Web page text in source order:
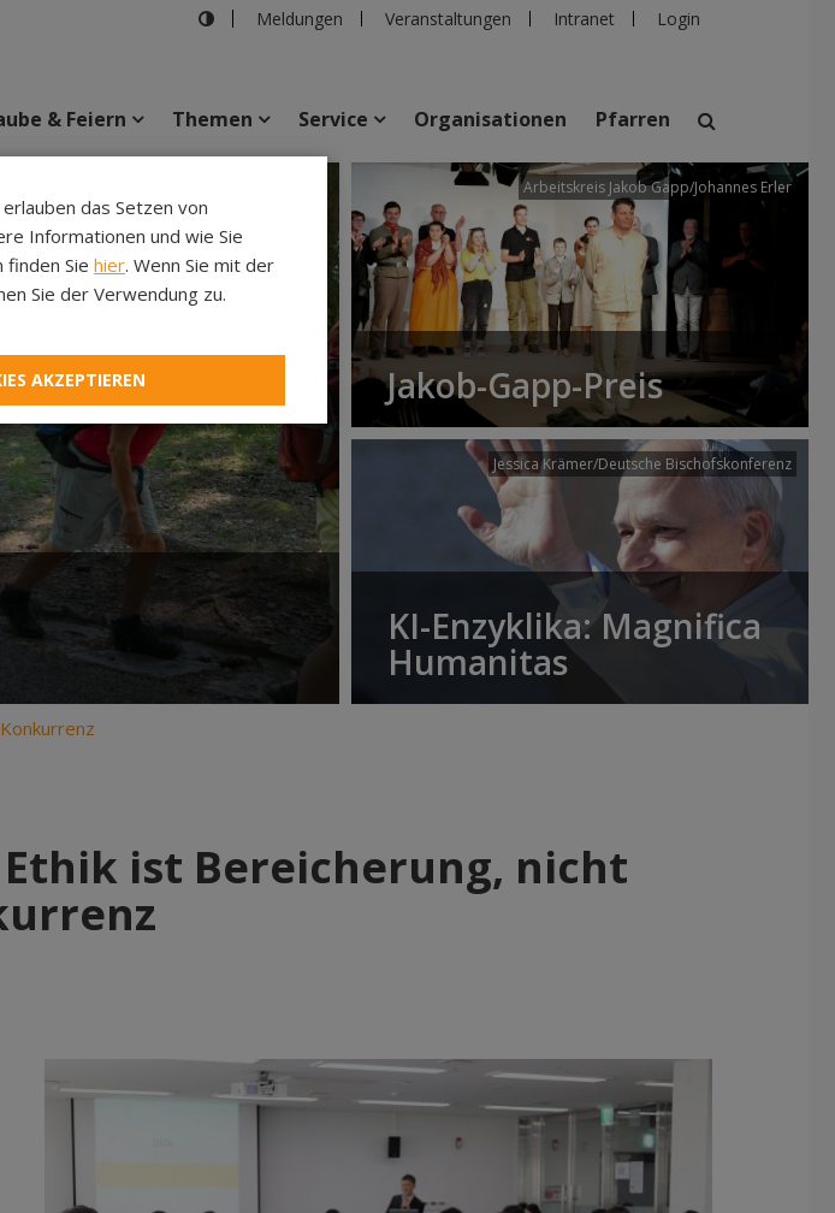
Meldungen Veranstaltungen Intranet Login
suchen
Veranstaltungen Personen Pfarren Einrichtungen
& Feiern Themen Service Organisationen Pfarren
Arbeitskreis Jakob Gapp/Johannes Erler
Jakob-Gapp-Preis
Jessica Krämer/Deutsche Bischofskonferenz
KI-Enzyklika: Magnifica
Humanitas
ist Bereicherung, nicht
das Setzen von
Informationen und wie Sie
finden Sie hier. Wenn Sie mit der
Sie der Verwendung zu.
AKZEPTIEREN